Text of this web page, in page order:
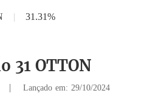
| 31.31%
31 OTTON
| Lançado em: 29/10/2024